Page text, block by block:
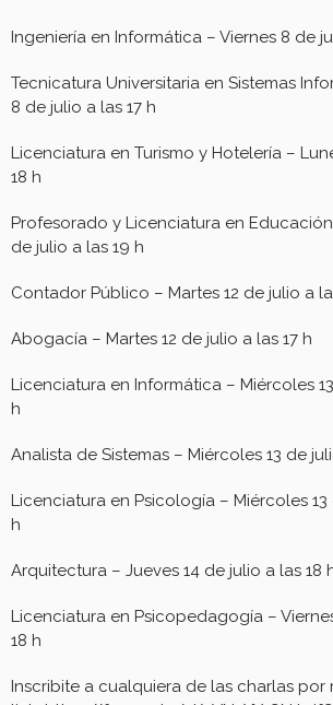
Ingeniería en Informática – Viernes 8 de
Tecnicatura Universitaria en Sistemas
8 de julio a las 17 h
Licenciatura en Turismo y Hotelería –
18 h
Profesorado y Licenciatura en Educación
de julio a las 19 h
Contador Público – Martes 12 de julio a
Abogacía – Martes 12 de julio a las 17 h
Licenciatura en Informática – Miércoles
h
Analista de Sistemas – Miércoles 13 de
Licenciatura en Psicología – Miércoles 13
h
Arquitectura – Jueves 14 de julio a las 18
Licenciatura en Psicopedagogía –
18 h
Inscribite a cualquiera de las charlas por